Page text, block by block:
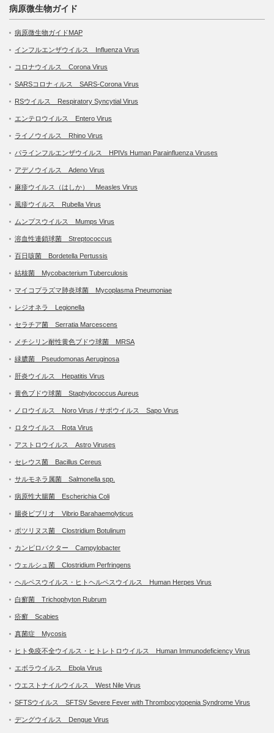
病原微生物ガイド
病原微生物ガイドMAP
インフルエンザウイルス Influenza Virus
コロナウイルス Corona Virus
SARSコロナィルス SARS-Corona Virus
RSウイルス Respiratory Syncytial Virus
エンテロウイルス Entero Virus
ライノウイルス Rhino Virus
パラインフルエンザウイルス HPIVs Human Parainfluenza Viruses
アデノウイルス Adeno Virus
麻疹ウイルス（はしか） Measles Virus
風疹ウイルス Rubella Virus
ムンプスウイルス Mumps Virus
溶血性連鎖球菌 Streptococcus
百日咳菌 Bordetella Pertussis
結核菌 Mycobacterium Tuberculosis
マイコプラズマ肺炎球菌 Mycoplasma Pneumoniae
レジオネラ Legionella
セラチア菌 Serratia Marcescens
メチシリン耐性黄色ブドウ球菌 MRSA
緑膿菌 Pseudomonas Aeruginosa
肝炎ウイルス Hepatitis Virus
黄色ブドウ球菌 Staphylococcus Aureus
ノロウイルス Noro Virus / サポウイルス Sapo Virus
ロタウイルス Rota Virus
アストロウイルス Astro Viruses
セレウス菌 Bacillus Cereus
サルモネラ属菌 Salmonella spp.
病原性大腸菌 Escherichia Coli
腸炎ビブリオ Vibrio Barahaemolyticus
ボツリヌス菌 Clostridium Botulinum
カンピロバクター Campylobacter
ウェルシュ菌 Clostridium Perfringens
ヘルペスウイルス・ヒトヘルペスウイルス Human Herpes Virus
白癬菌 Trichophyton Rubrum
疥癬 Scabies
真菌症 Mycosis
ヒト免疫不全ウイルス・ヒトレトロウイルス Human Immunodeficiency Virus
エボラウイルス Ebola Virus
ウエストナイルウイルス West Nile Virus
SFTSウイルス SFTSV Severe Fever with Thrombocytopenia Syndrome Virus
デングウイルス Dengue Virus